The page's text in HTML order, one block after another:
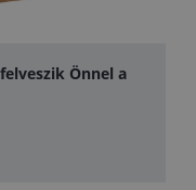
Önnel a